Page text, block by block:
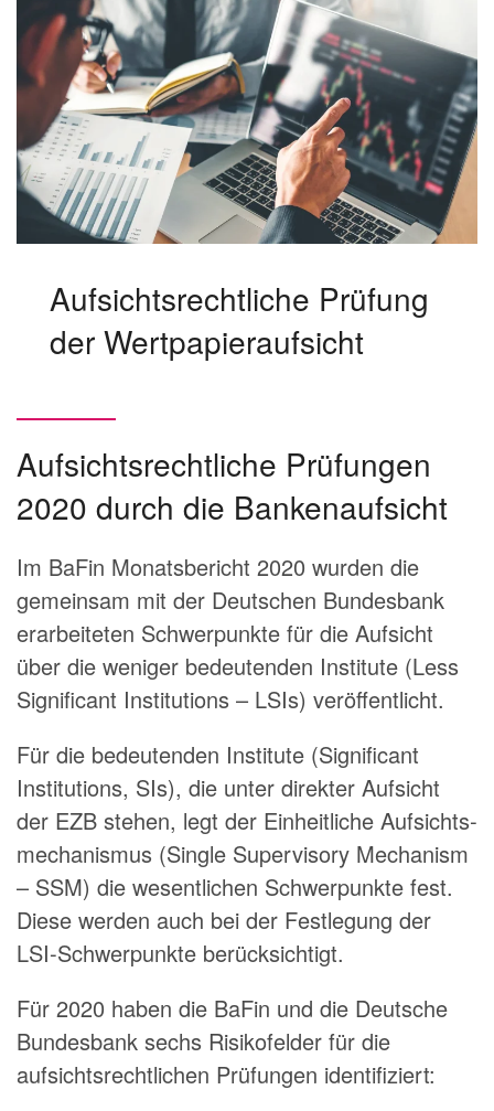
Aufsichtsrechtliche Prüfung
der Wertpapieraufsicht
Aufsichtsrechtliche Prüfungen
2020 durch die Bankenaufsicht
Im BaFin Monatsbericht 2020 wurden die
gemeinsam mit der Deutschen Bundesbank
erarbeiteten Schwerpunkte für die Aufsicht
über die weniger bedeutenden Institute (Less
Significant Institutions – LSIs) veröffentlicht.
Für die bedeutenden Institute (Significant
Institutions, SIs), die unter direkter Auf­sicht
der EZB stehen, legt der Einheitliche Aufsichts­
mechanismus (Single Supervisory Mechanism
– SSM) die wesentlichen Schwerpunkte fest.
Diese werden auch bei der Festlegung der
LSI-Schwerpunkte berücksichtigt.
Für 2020 haben die BaFin und die Deutsche
Bundesbank sechs Risikofelder für die
aufsichtsrechtlichen Prüfungen identifiziert: